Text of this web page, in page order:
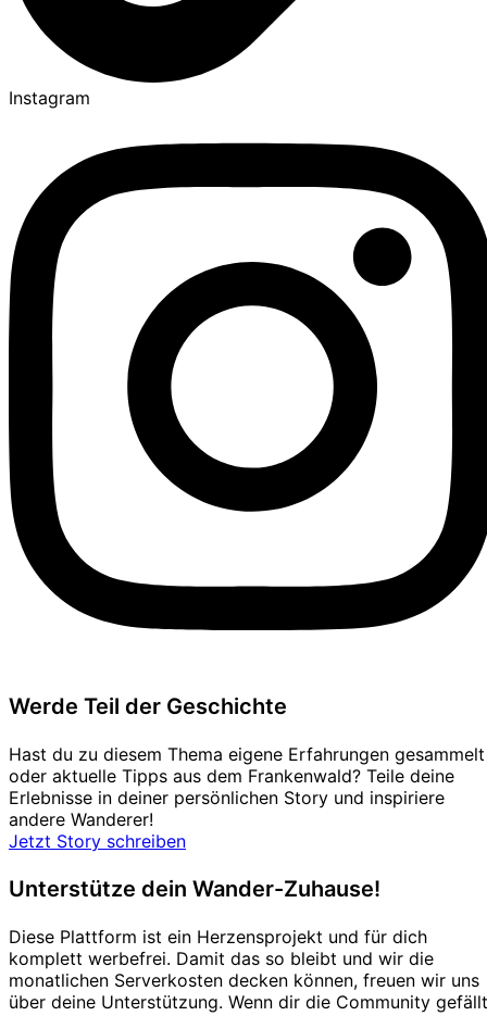
Instagram
Werde Teil der Geschichte
Hast du zu diesem Thema eigene Erfahrungen gesammelt
oder aktuelle Tipps aus dem Frankenwald? Teile deine
Erlebnisse in deiner persönlichen Story und inspiriere
andere Wanderer!
Jetzt Story schreiben
Unterstütze dein Wander-Zuhause!
Diese Plattform ist ein Herzensprojekt und für dich
komplett werbefrei. Damit das so bleibt und wir die
monatlichen Serverkosten decken können, freuen wir uns
über deine Unterstützung. Wenn dir die Community